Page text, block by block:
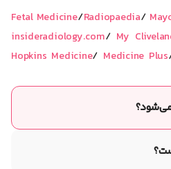
Fetal Medicine/Radiopaedia/
insideradiology.com/ My
Hopkins Medicine/ Medicine Plus
می‌شود؟
است که با استفاده از امواج صوتی
از اندام‌های داخلی بدن ایجاد می‌کند.
ژل روی پوست، دستگاهی به نام پروب